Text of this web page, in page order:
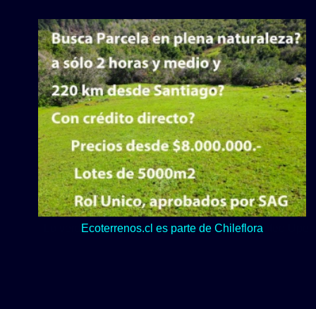
Lo verde y naturaleza dominan en nuestro Loteo